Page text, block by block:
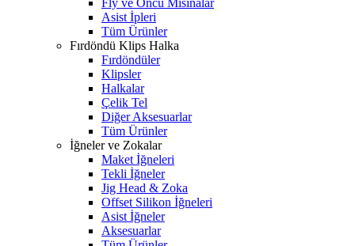
Fly ve Öncü Misinalar
Asist İpleri
Tüm Ürünler
Fırdöndü Klips Halka
Fırdöndüler
Klipsler
Halkalar
Çelik Tel
Diğer Aksesuarlar
Tüm Ürünler
İğneler ve Zokalar
Maket İğneleri
Tekli İğneler
Jig Head & Zoka
Offset Silikon İğneleri
Asist İğneler
Aksesuarlar